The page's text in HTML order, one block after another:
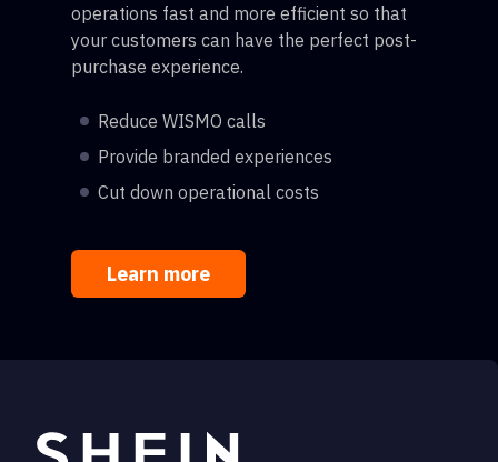
operations fast and more efficient so that
your customers can have the perfect post-
purchase experience.
Reduce WISMO calls
Provide branded experiences
Cut down operational costs
Learn more